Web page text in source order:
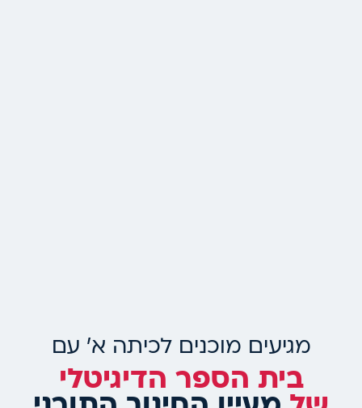
מגיעים מוכנים לכיתה א' עם
בית הספר הדיגיטלי